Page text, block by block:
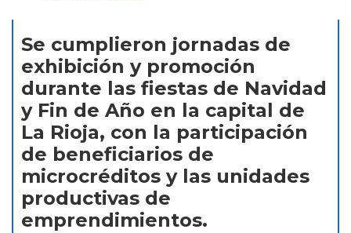
Se cumplieron jornadas de
exhibición y promoción
durante las fiestas de Navidad
y Fin de Año en la capital de
La Rioja, con la participación
de beneficiarios de
microcréditos y las unidades
productivas de
emprendimientos.